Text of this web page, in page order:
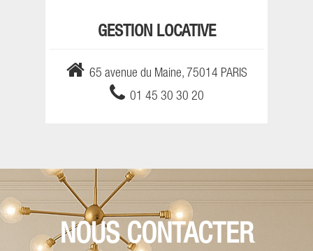
GESTION LOCATIVE
65 avenue du Maine, 75014 PARIS
01 45 30 30 20
NOUS CONTACTER